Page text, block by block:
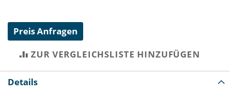
Preis Anfragen
ZUR VERGLEICHSLISTE HINZUFÜGEN
Details